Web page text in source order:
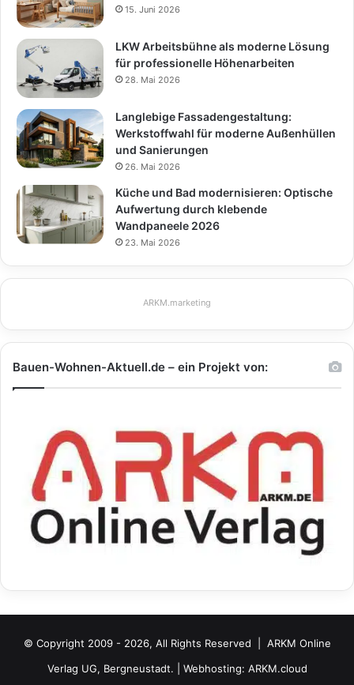
15. Juni 2026
LKW Arbeitsbühne als moderne Lösung
für professionelle Höhenarbeiten
28. Mai 2026
Langlebige Fassadengestaltung:
Werkstoffwahl für moderne Außenhüllen
und Sanierungen
26. Mai 2026
Küche und Bad modernisieren: Optische
Aufwertung durch klebende
Wandpaneele 2026
23. Mai 2026
ARKM.marketing
Bauen-Wohnen-Aktuell.de – ein Projekt von:
© Copyright 2009 - 2026, All Rights Reserved | ARKM Online
Verlag UG, Bergneustadt. | Webhosting: ARKM.cloud